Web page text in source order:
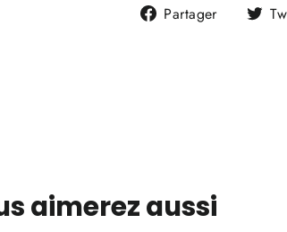
Partager
Partager
aimerez aussi